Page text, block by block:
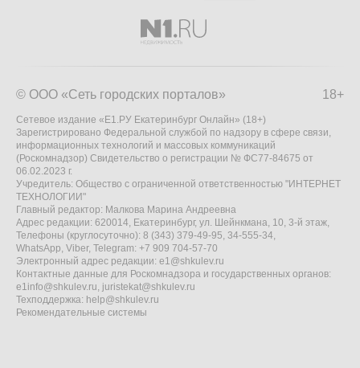
18+
© ООО «Сеть городских порталов»
Сетевое издание «Е1.РУ Екатеринбург Онлайн» (18+)
Зарегистрировано Федеральной службой по надзору в сфере связи,
информационных технологий и массовых коммуникаций
(Роскомнадзор) Свидетельство о регистрации № ФС77-84675 от
06.02.2023 г.
Учредитель: Общество с ограниченной ответственностью "ИНТЕРНЕТ
ТЕХНОЛОГИИ"
Главный редактор: Малкова Марина Андреевна
Адрес редакции: 620014, Екатеринбург, ул. Шейнкмана, 10, 3-й этаж,
Телефоны (круглосуточно): 8 (343) 379-49-95, 34-555-34,
WhatsApp, Viber, Telegram: +7 909 704-57-70
Электронный адрес редакции: e1@shkulev.ru
Контактные данные для Роскомнадзора и государственных органов:
e1info@shkulev.ru, juristekat@shkulev.ru
Техподдержка: help@shkulev.ru
Рекомендательные системы